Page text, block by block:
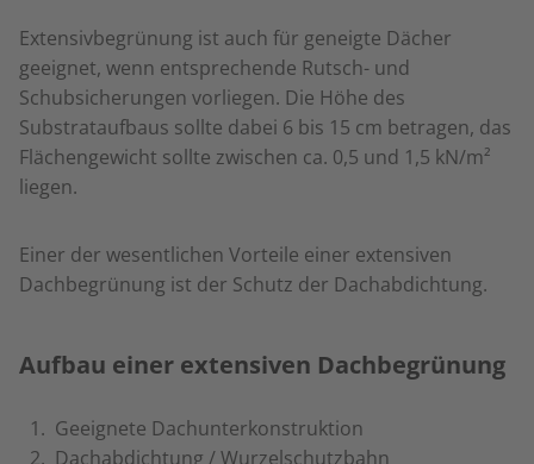
Extensivbegrünung ist auch für geneigte Dächer
geeignet, wenn entsprechende Rutsch- und
Schubsicherungen vorliegen. Die Höhe des
Substrataufbaus sollte dabei 6 bis 15 cm betragen, das
Flächengewicht sollte zwischen ca. 0,5 und 1,5 kN/m²
liegen.
Einer der wesentlichen Vorteile einer extensiven
Dachbegrünung ist der Schutz der Dachabdichtung.
Aufbau einer extensiven Dachbegrünung
Geeignete Dachunterkonstruktion
Dachabdichtung / Wurzelschutzbahn